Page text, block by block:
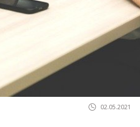
02.05.2021